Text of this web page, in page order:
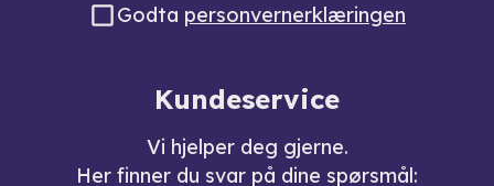
Godta personvernerklæringen
Kundeservice
Vi hjelper deg gjerne.
Her finner du svar på dine spørsmål: